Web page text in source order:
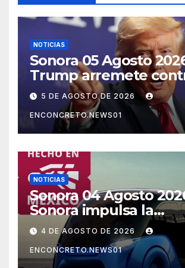
NOTICIAS
Sonora 05 Agosto
Trump arremete
México, Canadá y otras
potencias por
abusos comerciales
5 DE AGOSTO DE 2026
ENCONCRETO.NEWS01
NOTICIAS
Sonora 04 Agosto
Sonora impulsa la
electromovilidad con
«Beyond», un vehículo
eléctrico desarrollado
4 DE AGOSTO DE 2026
ENCONCRETO.NEWS01